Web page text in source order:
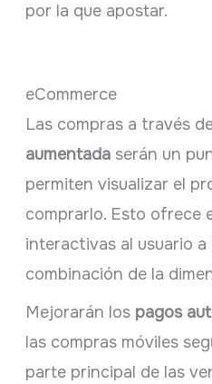
por la que apostar.
eCommerce
Las compras a través
aumentadaserán un
permiten visualizar el
comprarlo. Esto ofrece
interactivas al usuario
combinación de la
Mejorarán los pagos
las compras móviles
parte principal de las